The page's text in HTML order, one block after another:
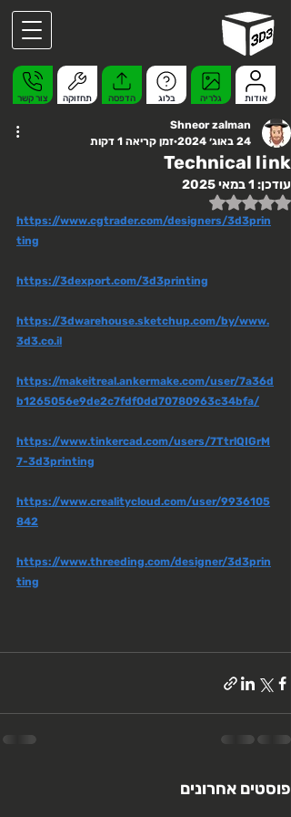
צור קשר תחזוקה הדפסה בלוג גלריה אודות
Technical link
Shneor zalman
24 באוג׳ 2024
זמן קריאה 1 דקות
עודכן: 1 במאי 2025
דירוג של NaN מתוך 5 כוכבים
https://www.cgtrader.com/designers/3d3prin
ting
https://3dexport.com/3d3printing
https://3dwarehouse.sketchup.com/by/www.
3d3.co.il
https://makeitreal.ankermake.com/user/7a36d
b1265056e9de2c7fdf0dd70780963c34bfa/
https://www.tinkercad.com/users/7TtrlQIGrM
7-3d3printing
https://www.crealitycloud.com/user/9936105
842
https://www.threeding.com/designer/3d3prin
ting
פוסטים אחרונים